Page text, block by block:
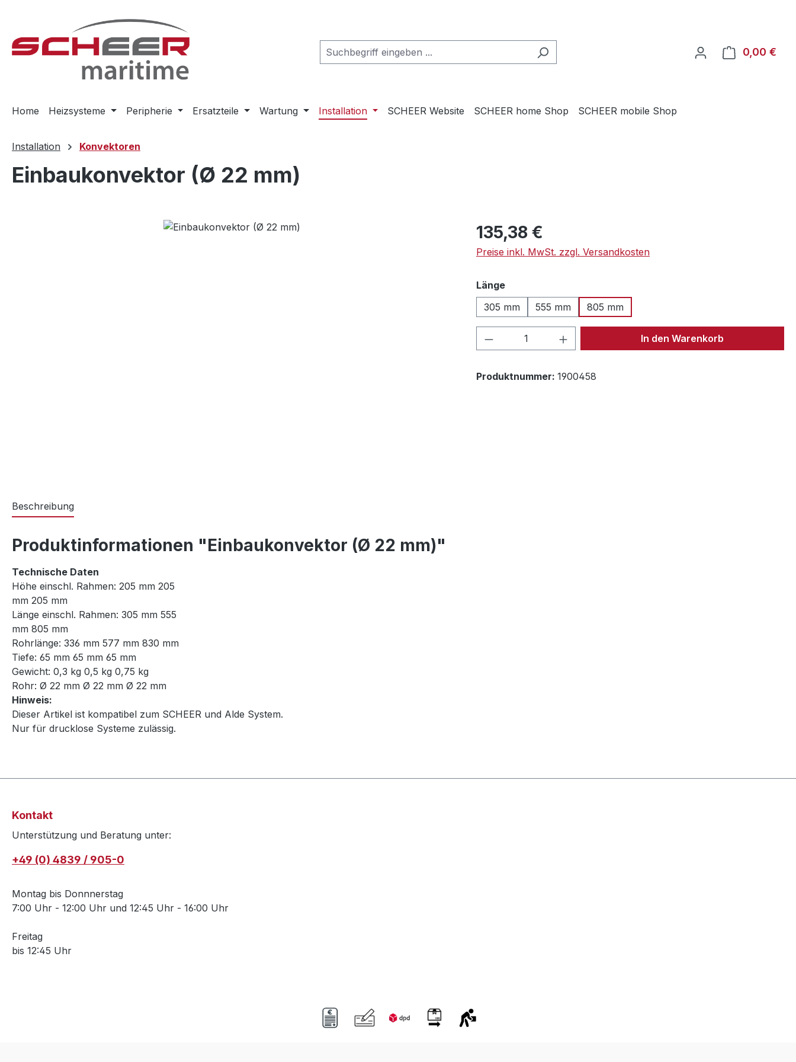
0,00 €
Home Heizsysteme Peripherie Ersatzteile Wartung Installation SCHEER Website SCHEER home Shop SCHEER mobile Shop
Installation Konvektoren
Einbaukonvektor (Ø 22 mm)
Regulärer Preis:
135,38 €
Preise inkl. MwSt. zzgl. Versandkosten
Längeauswählen
305 mm
555 mm 805 mm
Produkt Anzahl: Gib den gewünschten Wert
In den Warenkorb
Produktnummer: 1900458
Beschreibung
Produktinformationen "Einbaukonvektor (Ø 22 mm)"
Technische Daten
Höhe einschl. Rahmen: 205 mm 205
mm 205 mm
Länge einschl. Rahmen: 305 mm 555
mm 805 mm
Rohrlänge: 336 mm 577 mm 830 mm
Tiefe: 65 mm 65 mm 65 mm
Gewicht: 0,3 kg 0,5 kg 0,75 kg
Rohr: Ø 22 mm Ø 22 mm Ø 22 mm
Hinweis:
Dieser Artikel ist kompatibel zum SCHEER und Alde System.
Nur für drucklose Systeme zulässig.
Kontakt
Unterstützung und Beratung unter:
+49 (0) 4839 / 905-0
Montag bis Donnnerstag
7:00 Uhr - 12:00 Uhr und 12:45 Uhr - 16:00 Uhr
Freitag
bis 12:45 Uhr